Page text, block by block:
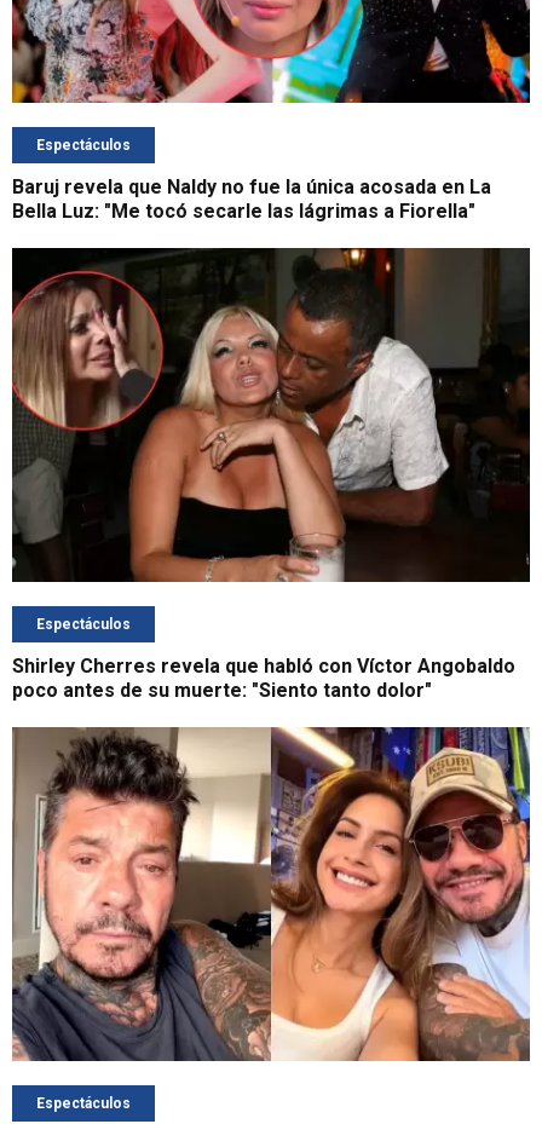
Espectáculos
Baruj revela que Naldy no fue la única acosada en La
Bella Luz: "Me tocó secarle las lágrimas a Fiorella"
Espectáculos
Shirley Cherres revela que habló con Víctor Angobaldo
poco antes de su muerte: "Siento tanto dolor"
Espectáculos